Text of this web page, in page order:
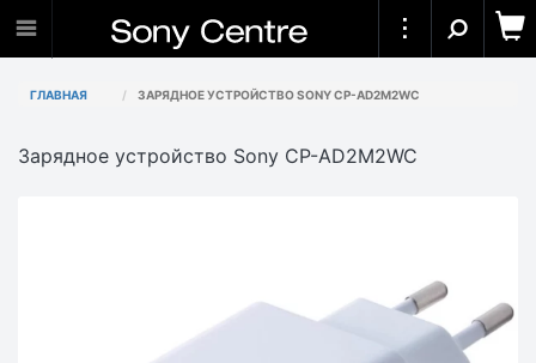
ГЛАВНАЯ ЗАРЯДНОЕ УСТРОЙСТВО SONY CP-AD2M2WC
Зарядное устройство Sony CP-AD2M2WC